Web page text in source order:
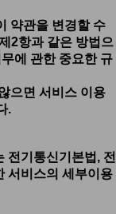
약관을 변경할 수
2항과 같은 방법으
에 관한 중요한 규
으면 서비스 이용
.
기통신기본법, 전
서비스의 세부이용